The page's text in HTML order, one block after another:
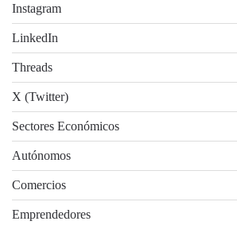
Instagram
LinkedIn
Threads
X (Twitter)
Sectores Económicos
Autónomos
Comercios
Emprendedores